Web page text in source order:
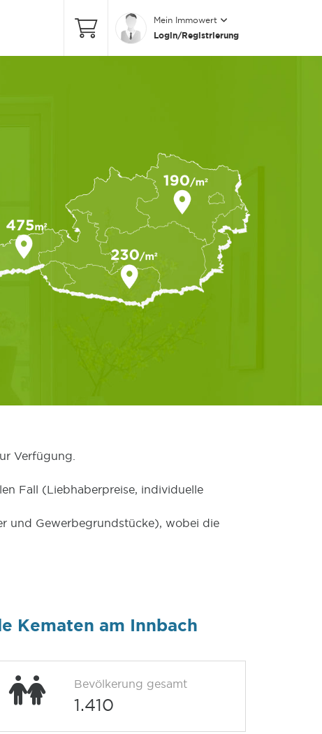
Mein Immowert
Login/Registrierung
Verfügung.
Fall (Liebhaberpreise, individuelle
und Gewerbegrundstücke), wobei die
Kematen am Innbach
Bevölkerung gesamt
1.410